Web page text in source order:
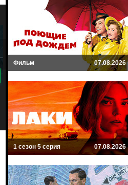
Миссия невыполнима:
Смертельная расплата
Mission Impossible - Dead Reckoning
Боевик, Триллер, Приключенческий
Фильм 07.08.2026
1 сезон 5 серия 07.08.2026